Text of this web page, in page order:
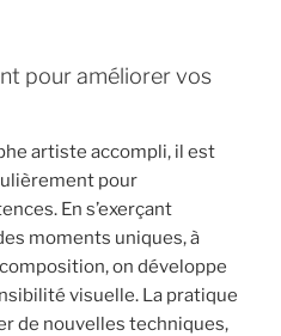
pour améliorer vos
artiste accompli, il est
pour
En s’exerçant
moments uniques, à
on développe
visuelle. La pratique
de nouvelles techniques,